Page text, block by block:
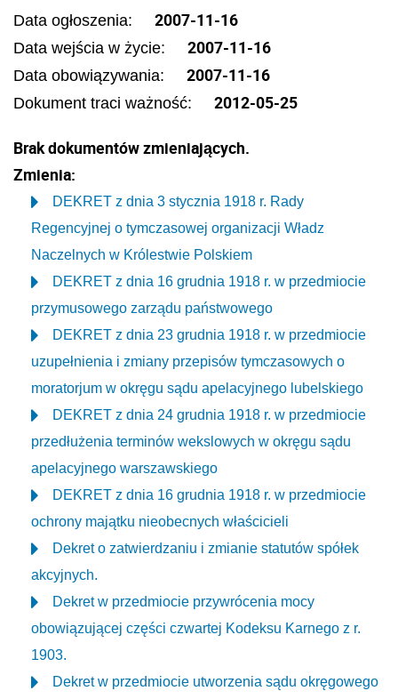
Data ogłoszenia: 2007-11-16
Data wejścia w życie: 2007-11-16
Data obowiązywania: 2007-11-16
Dokument traci ważność: 2012-05-25
Brak dokumentów zmieniających.
Zmienia:
DEKRET z dnia 3 stycznia 1918 r. Rady
Regencyjnej o tymczasowej organizacji Władz
Naczelnych w Królestwie Polskiem
DEKRET z dnia 16 grudnia 1918 r. w przedmiocie
przymusowego zarządu państwowego
DEKRET z dnia 23 grudnia 1918 r. w przedmiocie
uzupełnienia i zmiany przepisów tymczasowych o
moratorjum w okręgu sądu apelacyjnego lubelskiego
DEKRET z dnia 24 grudnia 1918 r. w przedmiocie
przedłużenia terminów wekslowych w okręgu sądu
apelacyjnego warszawskiego
DEKRET z dnia 16 grudnia 1918 r. w przedmiocie
ochrony majątku nieobecnych właścicieli
Dekret o zatwierdzaniu i zmianie statutów spółek
akcyjnych.
Dekret w przedmiocie przywrócenia mocy
obowiązującej części czwartej Kodeksu Karnego z r.
1903.
Dekret w przedmiocie utworzenia sądu okręgowego